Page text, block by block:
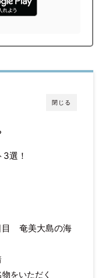
閉じる
選！
目 奄美大島の海
をいただく